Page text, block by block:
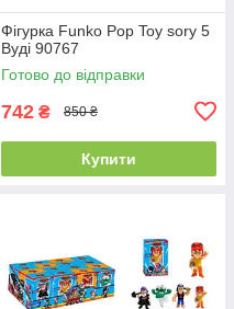
Фігурка Funko Pop Toy sory 5
Вуді 90767
Готово до відправки
742 ₴ 850 ₴
Купити